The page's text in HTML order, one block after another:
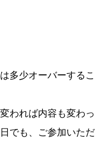
多少オーバーするこ
われば内容も変わっ
でも、ご参加いただ